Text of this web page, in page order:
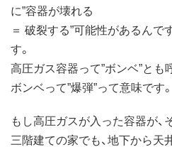
に”容器が壊れる
＝ 破裂する”可能性があるんで
す。
高圧ガス容器って”ボンベ”とも
ボンベって”爆弾”って意味です。
もし高圧ガスが入った容器が、
三階建ての家でも、地下から